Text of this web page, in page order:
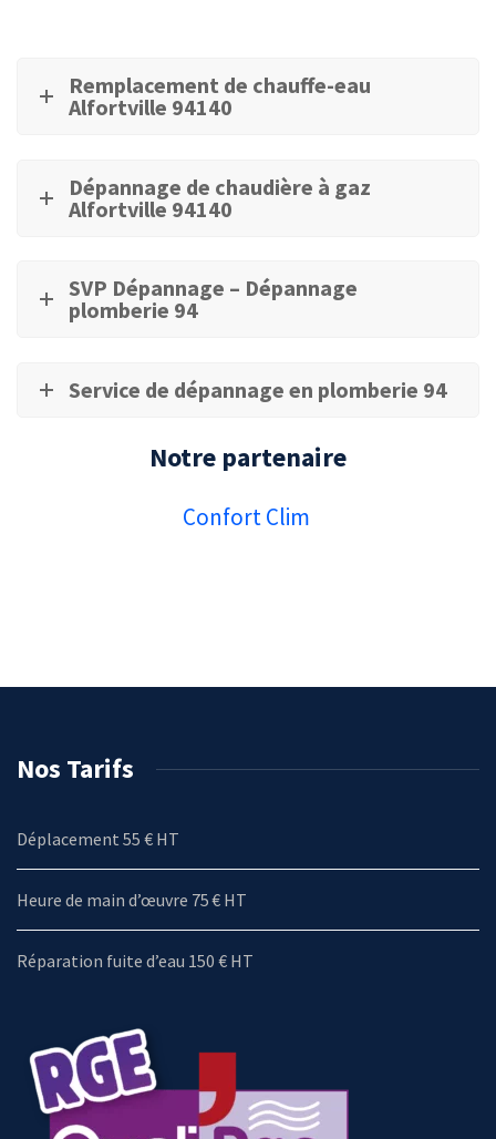
Remplacement de chauffe-eau
Alfortville 94140
Dépannage de chaudière à gaz
Alfortville 94140
SVP Dépannage – Dépannage
plomberie 94
Service de dépannage en plomberie 94
Notre partenaire
Confort Clim
Nos Tarifs
Déplacement 55 € HT
Heure de main d’œuvre 75 € HT
Réparation fuite d’eau 150 € HT